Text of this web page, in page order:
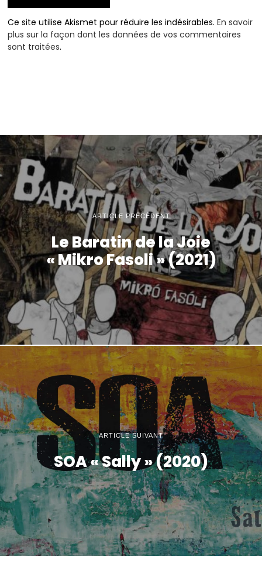
Ce site utilise Akismet pour réduire les indésirables.En savoir
plus sur la façon dont les données de vos commentaires
sont traitées.
ARTICLE PRÉCÉDENT
Le Baratin de la Joie
« Mikro Fasoli » (2021)
ARTICLE SUIVANT
SOA « Sally » (2020)